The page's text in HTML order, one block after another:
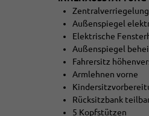
Zentralverriegelung
Außenspiegel
Elektrische
Außenspiegel
Fahrersitz
Armlehnen vorne
Rücksitzbank
5 Kopfstützen